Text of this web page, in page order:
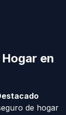
en
de hogar